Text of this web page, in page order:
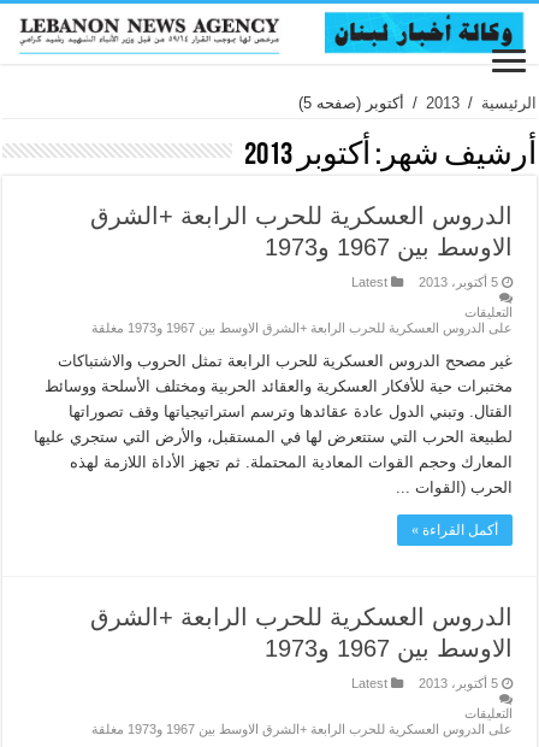
الرئيسية /
2013
/ أكتوبر (صفحه 5)
أرشيف شهر: أكتوبر 2013
الدروس العسكرية للحرب الرابعة +الشرق
الاوسط بين 1967 و1973
5 أكتوبر، 2013 Latest
التعليقات
على الدروس العسكرية للحرب الرابعة +الشرق الاوسط بين 1967 و1973 مغلقة
غير مصحح الدروس العسكرية للحرب الرابعة تمثل الحروب والاشتباكات
مختبرات حية للأفكار العسكرية والعقائد الحربية ومختلف الأسلحة ووسائط
القتال. وتبني الدول عادة عقائدها وترسم استراتيجياتها وقف تصوراتها
لطبيعة الحرب التي ستتعرض لها في المستقبل، والأرض التي ستجري عليها
المعارك وحجم القوات المعادية المحتملة. ثم تجهز الأداة اللازمة لهذه
الحرب (القوات ...
أكمل القراءة »
الدروس العسكرية للحرب الرابعة +الشرق
الاوسط بين 1967 و1973
5 أكتوبر، 2013 Latest
التعليقات
على الدروس العسكرية للحرب الرابعة +الشرق الاوسط بين 1967 و1973 مغلقة